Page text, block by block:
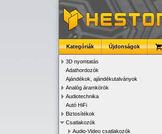
Kategóriák Újdonságok
3D nyomtatás
Adathordozók
Ajándékok, ajándékutalványok
Analóg áramkörök
Audiotechnika
Autó HiFi
Biztosítékok
Csatlakozók
Audio-Video csatlakozók